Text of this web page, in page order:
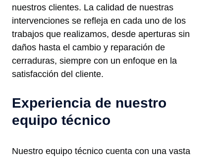
nuestros clientes. La calidad de nuestras
intervenciones se refleja en cada uno de los
trabajos que realizamos, desde aperturas sin
daños hasta el cambio y reparación de
cerraduras, siempre con un enfoque en la
satisfacción del cliente.
Experiencia de nuestro
equipo técnico
Nuestro equipo técnico cuenta con una vasta